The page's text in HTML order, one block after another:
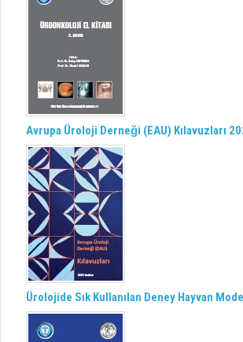
Avrupa Üroloji Derneği (EAU) Kılavuzları
Ürolojide Sık Kullanılan Deney Hayvan